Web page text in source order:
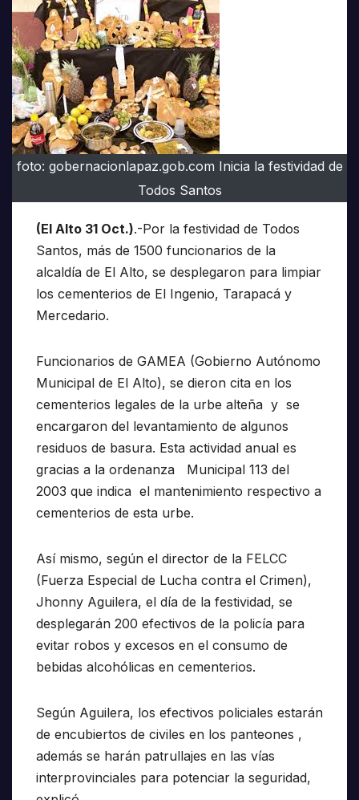
foto: gobernacionlapaz.gob.com Inicia la festividad de
Todos Santos
(El Alto 31 Oct.).-Por la festividad de Todos
Santos, más de 1500 funcionarios de la
alcaldía de El Alto, se desplegaron para limpiar
los cementerios de El Ingenio, Tarapacá y
Mercedario.
Funcionarios de GAMEA (Gobierno Autónomo
Municipal de El Alto), se dieron cita en los
cementerios legales de la urbe alteña y se
encargaron del levantamiento de algunos
residuos de basura. Esta actividad anual es
gracias a la ordenanza Municipal 113 del
2003 que indica el mantenimiento respectivo a
cementerios de esta urbe.
Así mismo, según el director de la FELCC
(Fuerza Especial de Lucha contra el Crimen),
Jhonny Aguilera, el día de la festividad, se
desplegarán 200 efectivos de la policía para
evitar robos y excesos en el consumo de
bebidas alcohólicas en cementerios.
Según Aguilera, los efectivos policiales estarán
de encubiertos de civiles en los panteones ,
además se harán patrullajes en las vías
interprovinciales para potenciar la seguridad,